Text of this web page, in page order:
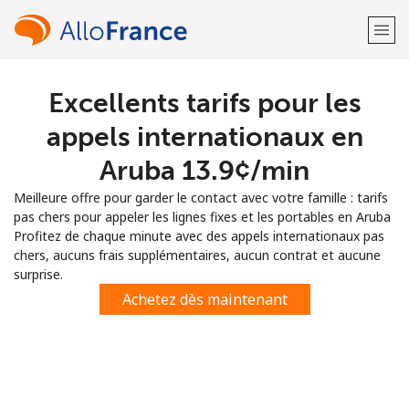
Bienvenue!
Vous avez déjà un compte?
S'enregistrer avec
ou
Excellents tarifs pour les
appels internationaux en
Aruba ⁦13.9¢⁩/min
Meilleure offre pour garder le contact avec votre famille : tarifs
pas chers pour appeler les lignes fixes et les portables en Aruba
Profitez de chaque minute avec des appels internationaux pas
chers, aucuns frais supplémentaires, aucun contrat et aucune
surprise.
Achetez dès maintenant